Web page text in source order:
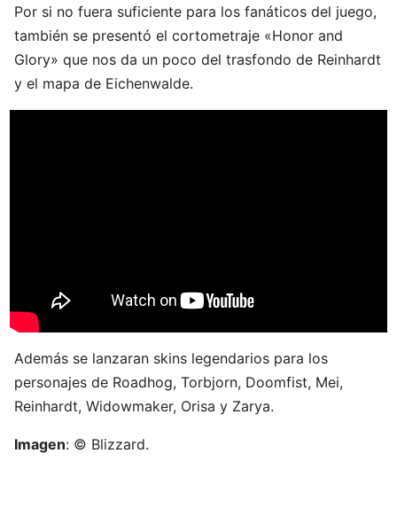
Por si no fuera suficiente para los fanáticos del juego,
también se presentó el cortometraje «Honor and
Glory» que nos da un poco del trasfondo de Reinhardt
y el mapa de Eichenwalde.
Además se lanzaran skins legendarios para los
personajes de Roadhog, Torbjorn, Doomfist, Mei,
Reinhardt, Widowmaker, Orisa y Zarya.
Imagen: © Blizzard.